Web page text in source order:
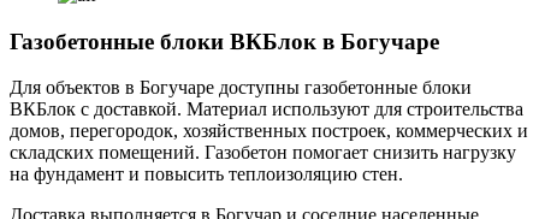
Газобетонные блоки ВКБлок в Богучаре
Для объектов в Богучаре доступны газобетонные блоки
ВКБлок с доставкой. Материал используют для строительства
домов, перегородок, хозяйственных построек, коммерческих и
складских помещений. Газобетон помогает снизить нагрузку
на фундамент и повысить теплоизоляцию стен.